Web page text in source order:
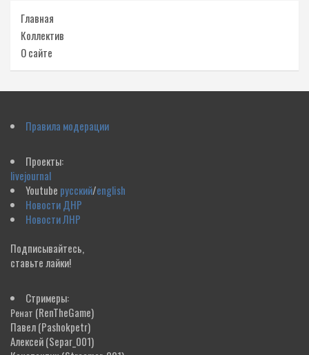
Главная
Коллектив
О сайте
Правила модерации
Проекты:
livejournal
Youtube русский/english
Новости ДНР
Новости ЛНР
Подписывайтесь,
ставьте лайки!
Стримеры:
Ренат (RenTheGame)
Павел(Pashokpetr)
Алексей(Separ_001)